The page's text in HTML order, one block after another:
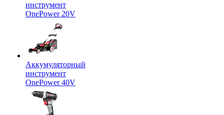
инструмент
OnePower 20V
Аккумуляторный
инструмент
OnePower 40V